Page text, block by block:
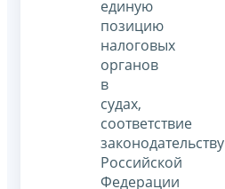
единую
позицию
налоговых
органов
в
судах,
соответствие
законодательству
Российской
Федерации